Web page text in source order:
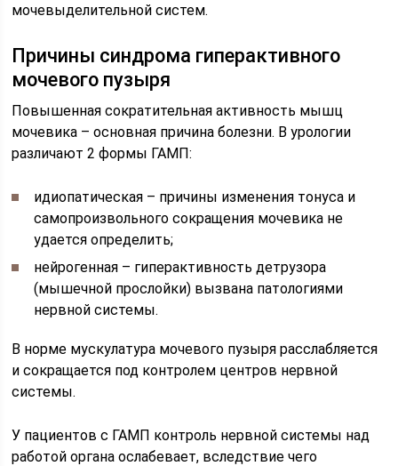
мочевыделительной систем.
Причины синдрома гиперактивного
мочевого пузыря
Повышенная сократительная активность мышц
мочевика – основная причина болезни. В урологии
различают 2 формы ГАМП:
идиопатическая – причины изменения тонуса и
самопроизвольного сокращения мочевика не
удается определить;
нейрогенная – гиперактивность детрузора
(мышечной прослойки) вызвана патологиями
нервной системы.
В норме мускулатура мочевого пузыря расслабляется
и сокращается под контролем центров нервной
системы.
У пациентов с ГАМП контроль нервной системы над
работой органа ослабевает, вследствие чего